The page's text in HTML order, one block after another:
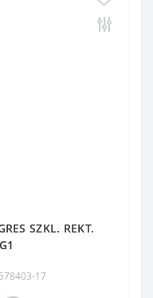
SZKL. REKT.
17